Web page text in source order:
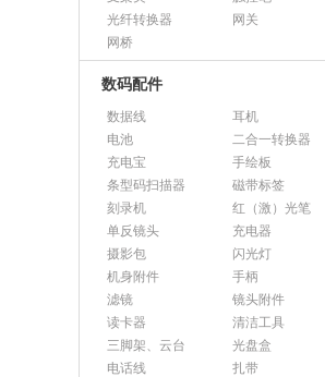
光纤转换器
网关
网桥
数码配件
数据线
耳机
电池
二合一转换器
充电宝
手绘板
条型码扫描器
磁带标签
刻录机
红（激）光笔
单反镜头
充电器
摄影包
闪光灯
机身附件
手柄
滤镜
镜头附件
读卡器
清洁工具
三脚架、云台
光盘盒
电话线
扎带